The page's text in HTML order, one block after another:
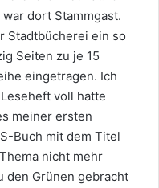
dort Stammgast.
Stadtbücherei ein so
Seiten zu je 15
eingetragen. Ich
voll hatte
meiner ersten
Buch mit dem Titel
nicht mehr
den Grünen gebracht